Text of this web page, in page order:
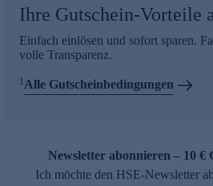
Ihre Gutschein-Vorteile
Einfach einlösen und sofort sparen.
volle Transparenz.
1Alle Gutscheinbedingungen
Newsletter abonnieren – 10 €
Ich möchte den HSE-Newsletter